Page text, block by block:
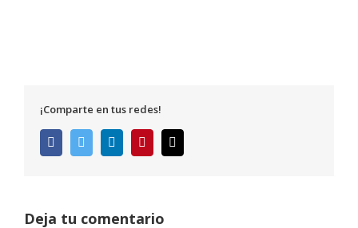
¡Comparte en tus redes!
FacebookTwitter LinkedInPinterest
electrónico
Deja tu comentario